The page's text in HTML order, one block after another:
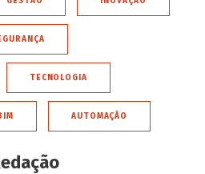
TECNOLOGIA
AUTOMAÇÃO